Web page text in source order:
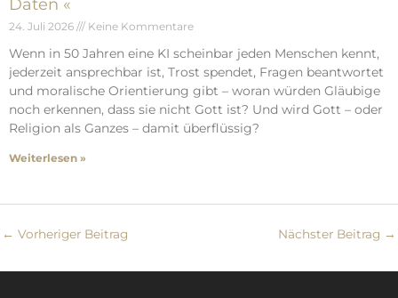
Daten «
24. Juli 2026 Keine Kommentare
Wenn in 50 Jahren eine KI scheinbar jeden Menschen kennt,
jederzeit ansprechbar ist, Trost spendet, Fragen beantwortet
und moralische Orientierung gibt – woran würden Gläubige
noch erkennen, dass sie nicht Gott ist? Und wird Gott – oder
Religion als Ganzes – damit überflüssig?
Weiterlesen »
← Vorheriger Beitrag Nächster Beitrag →